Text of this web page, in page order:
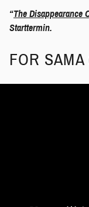
“The Disappearance
Starttermin.
FOR